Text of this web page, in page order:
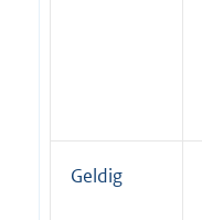
Geldig